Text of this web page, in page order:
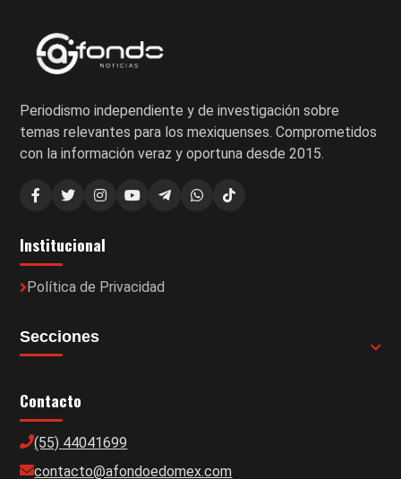
Periodismo independiente y de investigación sobre
temas relevantes para los mexiquenses. Comprometidos
con la información veraz y oportuna desde 2015.
Institucional
Política de Privacidad
Secciones
Contacto
(55) 44041699
contacto@afondoedomex.com